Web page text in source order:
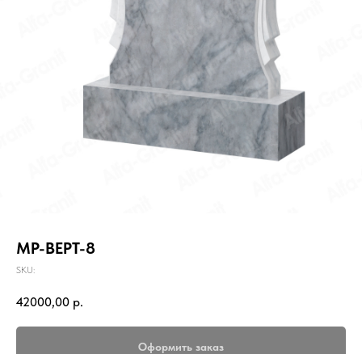
МР-ВЕРТ-8
SKU:
42000,00 р.
Оформить заказ